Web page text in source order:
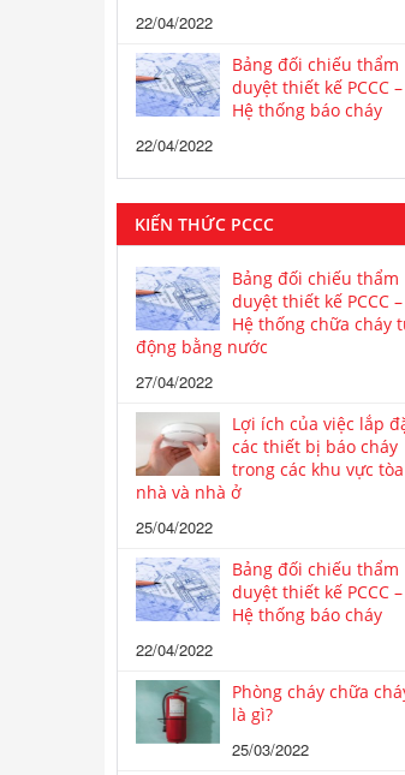
22/04/2022
Bảng đối chiếu thẩm
duyệt thiết kế PCCC –
Hệ thống báo cháy
22/04/2022
KIẾN THỨC PCCC
Bảng đối chiếu thẩm
duyệt thiết kế PCCC –
Hệ thống chữa cháy
động bằng nước
27/04/2022
Lợi ích của việc lắp
các thiết bị báo cháy
trong các khu vực tòa
nhà và nhà ở
25/04/2022
Bảng đối chiếu thẩm
duyệt thiết kế PCCC –
Hệ thống báo cháy
22/04/2022
Phòng cháy chữa
là gì?
25/03/2022